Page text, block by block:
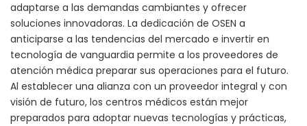
adaptarse a las demandas cambiantes y ofrecer
soluciones innovadoras. La dedicación de OSEN a
anticiparse a las tendencias del mercado e invertir en
tecnología de vanguardia permite a los proveedores de
atención médica preparar sus operaciones para el futuro.
Al establecer una alianza con un proveedor integral y con
visión de futuro, los centros médicos están mejor
preparados para adoptar nuevas tecnologías y prácticas,